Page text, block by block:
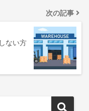
次の記事
ない方